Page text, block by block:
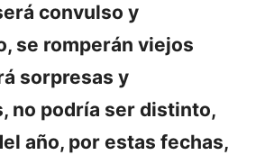
convulso y
se romperán viejos
sorpresas y
no podría ser distinto,
año, por estas fechas,